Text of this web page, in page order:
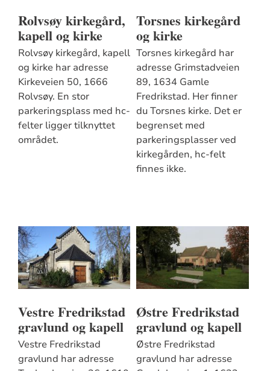
Rolvsøy kirkegård,
kapell og kirke
Rolvsøy kirkegård, kapell
og kirke har adresse
Kirkeveien 50, 1666
Rolvsøy. En stor
parkeringsplass med hc-
felter ligger tilknyttet
området.
Torsnes kirkegård
og kirke
Torsnes kirkegård har
adresse Grimstadveien
89, 1634 Gamle
Fredrikstad. Her finner
du Torsnes kirke. Det er
begrenset med
parkeringsplasser ved
kirkegården, hc-felt
finnes ikke.
Vestre Fredrikstad
gravlund og kapell
Vestre Fredrikstad
gravlund har adresse
Østre Fredrikstad
gravlund og kapell
Østre Fredrikstad
gravlund har adresse